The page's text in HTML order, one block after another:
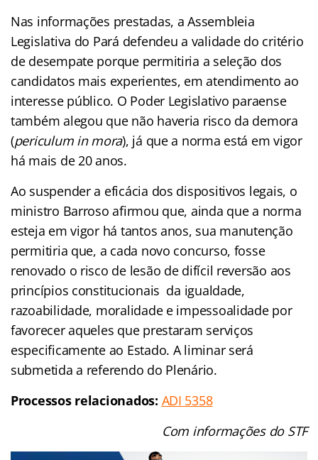
Nas informações prestadas, a Assembleia
Legislativa do Pará defendeu a validade do critério
de desempate porque permitiria a seleção dos
candidatos mais experientes, em atendimento ao
interesse público. O Poder Legislativo paraense
também alegou que não haveria risco da demora
(periculum in mora), já que a norma está em vigor
há mais de 20 anos.
Ao suspender a eficácia dos dispositivos legais, o
ministro Barroso afirmou que, ainda que a norma
esteja em vigor há tantos anos, sua manutenção
permitiria que, a cada novo concurso, fosse
renovado o risco de lesão de difícil reversão aos
princípios constitucionais da igualdade,
razoabilidade, moralidade e impessoalidade por
favorecer aqueles que prestaram serviços
especificamente ao Estado. A liminar será
submetida a referendo do Plenário.
Processos relacionados: ADI 5358
Com informações do STF